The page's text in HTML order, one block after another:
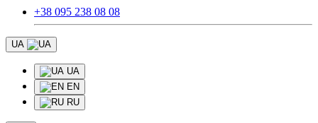
+38 095 238 08 08
UA
UA
EN
RU